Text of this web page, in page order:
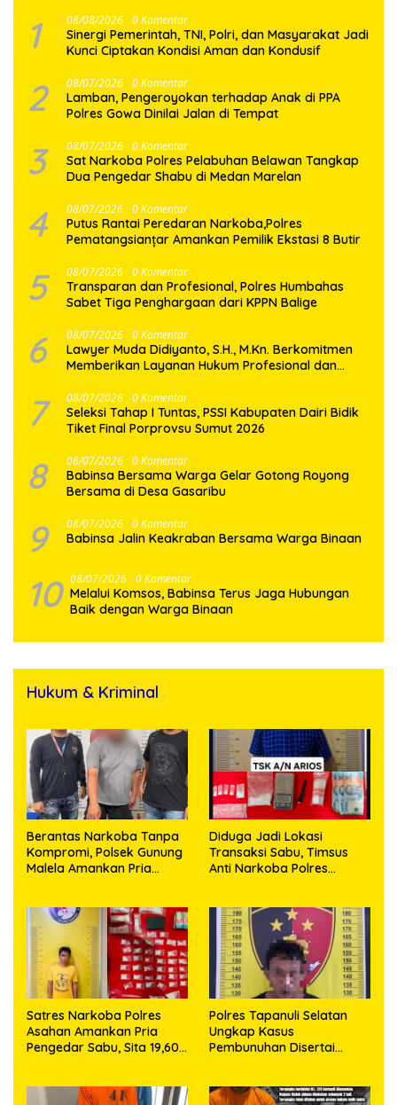
1 08/08/2026 0 Komentar
Sinergi Pemerintah, TNI, Polri, dan Masyarakat Jadi
Kunci Ciptakan Kondisi Aman dan Kondusif
2 08/07/2026 0 Komentar
Lamban, Pengeroyokan terhadap Anak di PPA
Polres Gowa Dinilai Jalan di Tempat
3 08/07/2026 0 Komentar
Sat Narkoba Polres Pelabuhan Belawan Tangkap
Dua Pengedar Shabu di Medan Marelan
4 08/07/2026 0 Komentar
Putus Rantai Peredaran Narkoba,Polres
Pematangsianțar Amankan Pemilik Ekstasi 8 Butir
5 08/07/2026 0 Komentar
Transparan dan Profesional, Polres Humbahas
Sabet Tiga Penghargaan dari KPPN Balige
6 08/07/2026 0 Komentar
Lawyer Muda Didiyanto, S.H., M.Kn. Berkomitmen
Memberikan Layanan Hukum Profesional dan
7 08/07/2026 0 Komentar
Seleksi Tahap I Tuntas, PSSI Kabupaten Dairi Bidik
Tiket Final Porprovsu Sumut 2026
8 08/07/2026 0 Komentar
Babinsa Bersama Warga Gelar Gotong Royong
Bersama di Desa Gasaribu
9 08/07/2026 0 Komentar
Babinsa Jalin Keakraban Bersama Warga Binaan
10 08/07/2026 0 Komentar
Melalui Komsos, Babinsa Terus Jaga Hubungan
Baik dengan Warga Binaan
Hukum & Kriminal
Berantas Narkoba Tanpa
Kompromi, Polsek Gunung
Malela Amankan Pria
Diduga Jadi Lokasi
Transaksi Sabu, Timsus
Anti Narkoba Polres
63,67 Gram Sabu
Satres Narkoba Polres
Asahan Amankan Pria
Pengedar Sabu, Sita 19,60
Polres Tapanuli Selatan
Ungkap Kasus
Pembunuhan Disertai
Ditangkap